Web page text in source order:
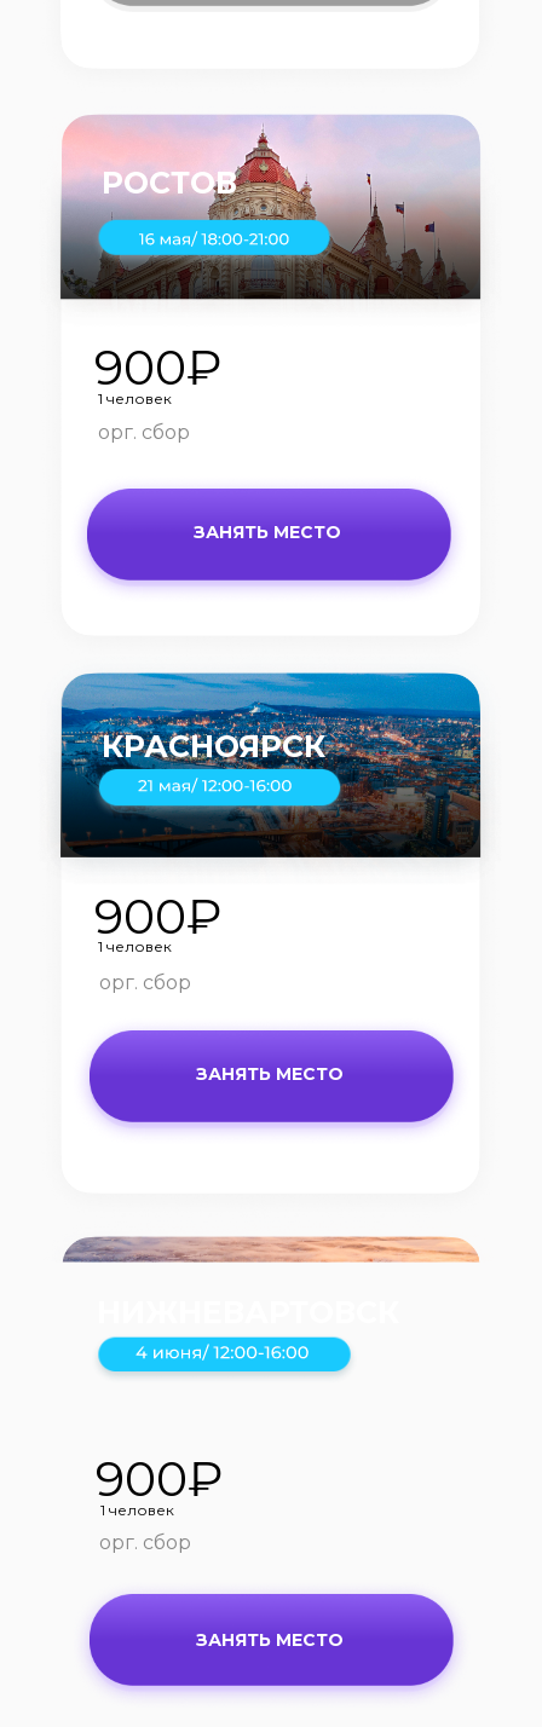
КРАСНОЯРСК
900₽
орг. сбор
900₽
орг. сбор
ЗАНЯТЬ МЕСТО
ЗАНЯТЬ МЕСТО
ЗАНЯТЬ МЕСТО
900₽
орг. сбор
РОСТОВ
1 человек
1 человек
1 человек